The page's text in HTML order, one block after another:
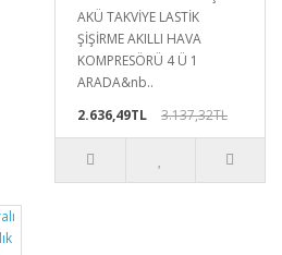
AKÜ TAKVİYE LASTİK
ŞİŞİRME AKILLI HAVA
KOMPRESÖRÜ 4 Ü 1
ARADA&nb..
2.636,49TL
3.137,32TL